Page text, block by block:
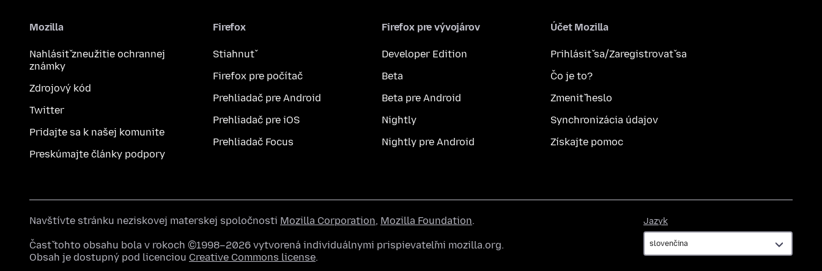
Mozilla
Nahlásiť zneužitie ochrannej
známky
Zdrojový kód
Twitter
Pridajte sa k našej komunite
Preskúmajte články podpory
Firefox
Stiahnuť
Firefox pre počítač
Prehliadač pre Android
Prehliadač pre iOS
Prehliadač Focus
Firefox pre vývojárov
Developer Edition
Beta
Beta pre Android
Nightly
Nightly pre Android
Účet Mozilla
Prihlásiť sa/Zaregistrovať sa
Čo je to?
Zmeniť heslo
Synchronizácia údajov
Získajte pomoc
Jazyk
Navštívte stránku neziskovej materskej spoločnosti Mozilla Corporation, Mozilla Foundation.
Časť tohto obsahu bola v rokoch ©1998–2026 vytvorená individuálnymi prispievateľmi mozilla.org.
Obsah je dostupný pod licenciou Creative Commons license.